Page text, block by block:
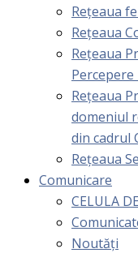
Rețeaua
Rețeaua
Rețeaua
Percepere
Reţeaua
domeniul
din cadrul
Rețeaua
Comunicare
CELULA
Noutăți